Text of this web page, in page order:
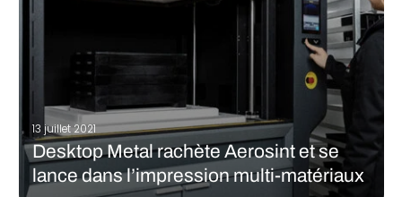
13 juillet 2021
Desktop Metal rachète Aerosint et se
lance dans l’impression multi-matériaux